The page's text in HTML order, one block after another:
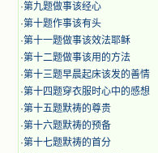
·第九题做事该经心
·第十题作事该有头
·第十一题做事该效法耶稣
·第十二题做事该用的方法
·第十三题早晨起床该发的善情
·第十四题穿衣服时心中的感想
·第十五题默祷的尊贵
·第十六题默祷的预备
·第十七题默祷的首分